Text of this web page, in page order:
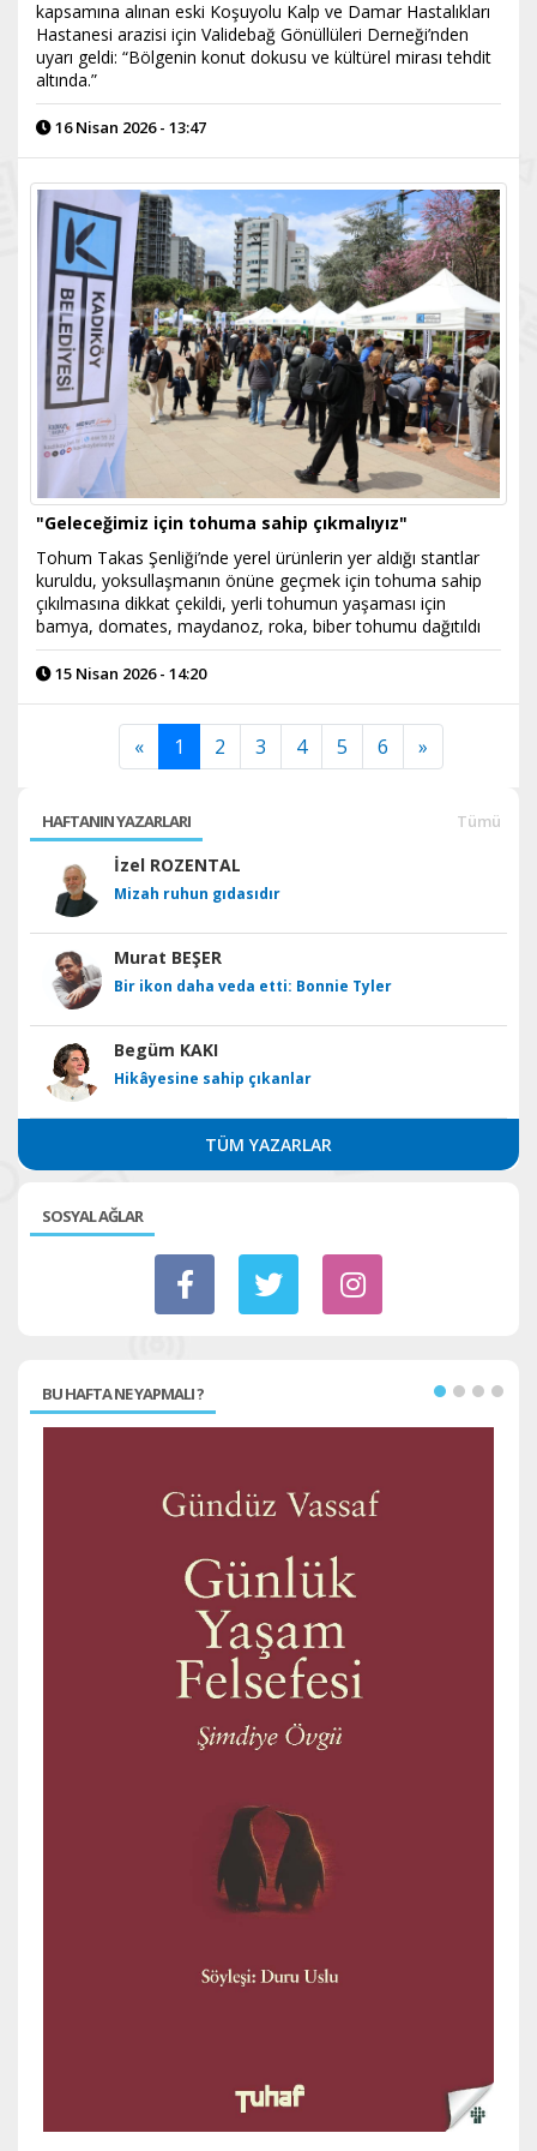
kapsamına alınan eski Koşuyolu Kalp ve Damar Hastalıkları
Hastanesi arazisi için Validebağ Gönüllüleri Derneği’nden
uyarı geldi: “Bölgenin konut dokusu ve kültürel mirası tehdit
altında.”
16 Nisan 2026 - 13:47
"Geleceğimiz için tohuma sahip çıkmalıyız"
Tohum Takas Şenliği’nde yerel ürünlerin yer aldığı stantlar
kuruldu, yoksullaşmanın önüne geçmek için tohuma sahip
çıkılmasına dikkat çekildi, yerli tohumun yaşaması için
bamya, domates, maydanoz, roka, biber tohumu dağıtıldı
15 Nisan 2026 - 14:20
« 1 2 3 4 5 6 »
HAFTANIN YAZARLARI Tümü
İzel ROZENTAL
Mizah ruhun gıdasıdır
Murat BEŞER
Bir ikon daha veda etti: Bonnie Tyler
Begüm KAKI
Hikâyesine sahip çıkanlar
TÜM YAZARLAR
SOSYAL AĞLAR
BU HAFTA NE YAPMALI ?